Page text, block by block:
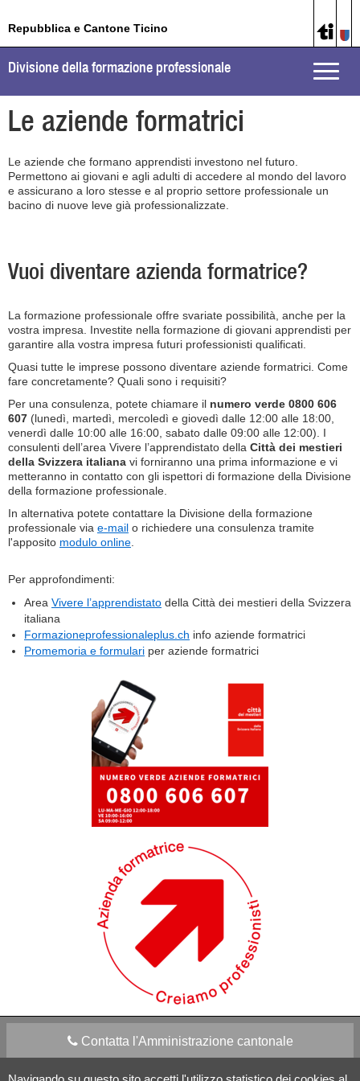
Repubblica e Cantone Ticino
Toggle
Divisione della formazione professionale
Le aziende formatrici
Le aziende che formano apprendisti investono nel futuro.
Permettono ai giovani e agli adulti di accedere al mondo del lavoro
e assicurano a loro stesse e al proprio settore professionale un
bacino di nuove leve già professionalizzate.
Vuoi diventare azienda formatrice?
La formazione professionale offre svariate possibilità, anche per la
vostra impresa. Investite nella formazione di giovani apprendisti per
garantire alla vostra impresa futuri professionisti qualificati.
Quasi tutte le imprese possono diventare aziende formatrici. Come
fare concretamente? Quali sono i requisiti?
Per una consulenza, potete chiamare il numero verde 0800 606
607 (lunedì, martedì, mercoledì e giovedì dalle 12:00 alle 18:00,
venerdì dalle 10:00 alle 16:00, sabato dalle 09:00 alle 12:00). I
consulenti dell’area Vivere l’apprendistato della Città dei mestieri
della Svizzera italiana vi forniranno una prima informazione e vi
metteranno in contatto con gli ispettori di formazione della Divisione
della formazione professionale.
In alternativa potete contattare la Divisione della formazione
professionale via e-mail o richiedere una consulenza tramite
l'apposito modulo online
Per approfondimenti:
Area Vivere l’apprendistato della Città dei mestieri della Svizzera
italiana
Formazioneprofessionaleplus.ch info aziende formatrici
Promemoria e formulari per aziende formatrici
Contatta l'Amministrazione cantonale